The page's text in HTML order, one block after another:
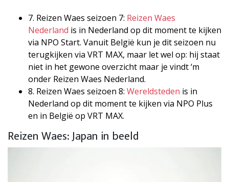
7. Reizen Waes seizoen 7: Reizen Waes
Nederland is in Nederland op dit moment te kijken
via NPO Start. Vanuit België kun je dit seizoen nu
terugkijken via VRT MAX, maar let wel op: hij staat
niet in het gewone overzicht maar je vindt ‘m
onder Reizen Waes Nederland.
8. Reizen Waes seizoen 8: Wereldsteden is in
Nederland op dit moment te kijken via NPO Plus
en in België op VRT MAX.
Reizen Waes: Japan in beeld